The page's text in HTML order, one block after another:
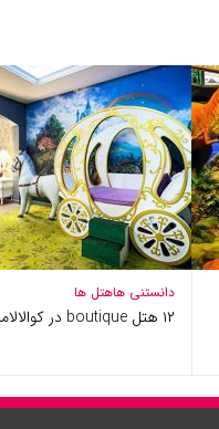
دانستنی هاهتل ها
۱۲ هتل boutique در کوالالامپور